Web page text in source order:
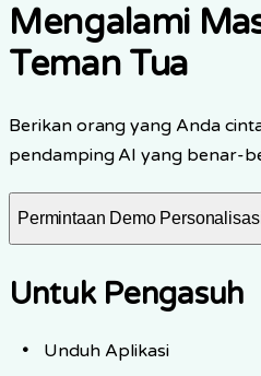
Mengalami
Teman Tua
Berikan orang yang Anda
pendamping AI yang benar-
Permintaan Demo
Untuk Pengasuh
Unduh Aplikasi